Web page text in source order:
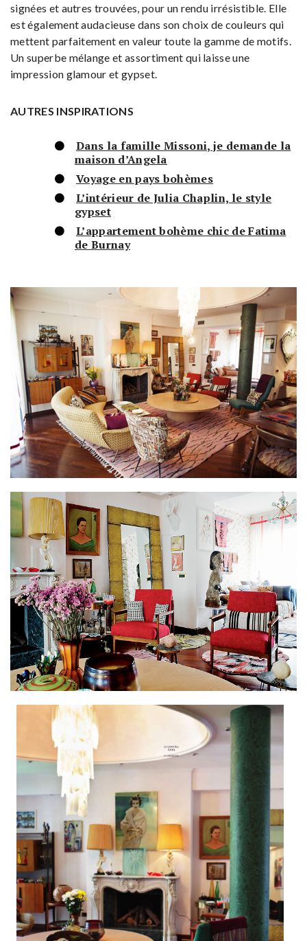
signées et autres trouvées, pour un rendu irrésistible. Elle
est également audacieuse dans son choix de couleurs qui
mettent parfaitement en valeur toute la gamme de motifs.
Un superbe mélange et assortiment qui laisse une
impression glamour et gypset.
AUTRES INSPIRATIONS
Dans la famille Missoni, je demande la
maison d’Angela
Voyage en pays bohèmes
L’intérieur de Julia Chaplin, le style
gypset
L’appartement bohème chic de Fatima
de Burnay